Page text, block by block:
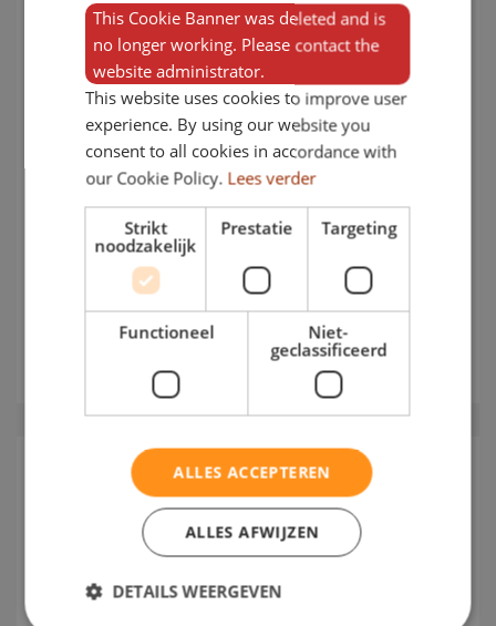
BVE400 kunststof boot | vlet – sloep
4.495,00-€7.170,00
This Cookie Banner was deleted and is
no longer working. Please contact the
website administrator.
This website uses cookies to improve user
experience. By using our website you
consent to all cookies in accordance with
our Cookie Policy. Lees verder
Strikt
noodzakelijk
Prestatie Targeting
Functioneel
Niet-
geclassificeerd
ALLES ACCEPTEREN
ALLES AFWIJZEN
DETAILS WEERGEVEN